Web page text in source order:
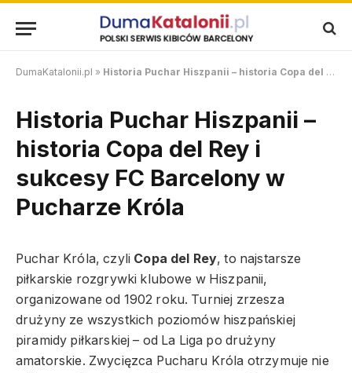
DumaKatalonii.pl » Historia Puchar Hiszpanii – historia Copa del Rey i sukcesy FC Barcelony w Pucharze Króla
Historia Puchar Hiszpanii –
historia Copa del Rey i
sukcesy FC Barcelony w
Pucharze Króla
Puchar Króla, czyli Copa del Rey, to najstarsze
piłkarskie rozgrywki klubowe w Hiszpanii,
organizowane od 1902 roku. Turniej zrzesza
drużyny ze wszystkich poziomów hiszpańskiej
piramidy piłkarskiej – od La Liga po drużyny
amatorskie. Zwycięzca Pucharu Króla otrzymuje nie